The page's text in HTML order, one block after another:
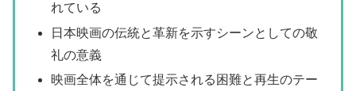
れている
日本映画の伝統と革新を示すシーンとしての敬
礼の意義
映画全体を通じて提示される困難と再生のテー